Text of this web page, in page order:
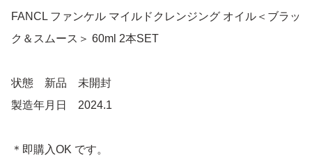
FANCL ファンケル マイルドクレンジング オイル＜ブラッ
ク＆スムース＞ 60ml 2本SET
状態 新品 未開封
製造年月日 2024.1
＊即購入OK です。